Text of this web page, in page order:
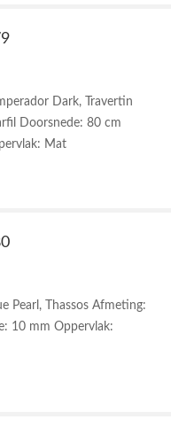
Dark, Travertin
Doorsnede: 80 cm
Mat
Pearl, Thassos Afmeting:
10 mm Oppervlak: